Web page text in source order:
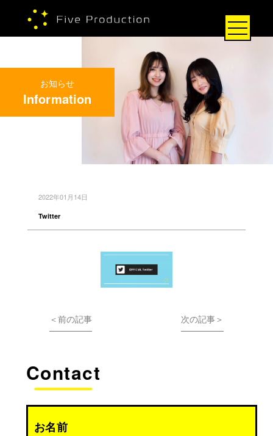
お知らせ
Information
2022年01月14日
Twitter
＜前の記事 次の記事＞
Contact
お名前